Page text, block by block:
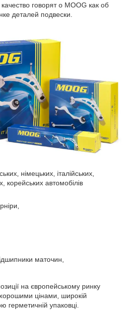
говорят о MOOG как об
деталей подвески.
німецьких, італійських,
корейських автомобілів
маточин,
на європейському ринку
хорошими цінами, широкій
герметичній упаковці.